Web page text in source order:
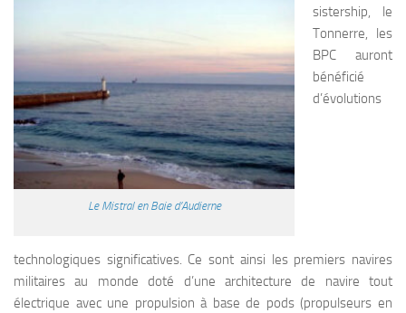
Le Mistral en Baie d’Audierne
sistership, le
Tonnerre, les
BPC auront
bénéficié
d’évolutions
technologiques significatives. Ce sont ainsi les premiers navires
militaires au monde doté d’une architecture de navire tout
électrique avec une propulsion à base de pods (propulseurs en